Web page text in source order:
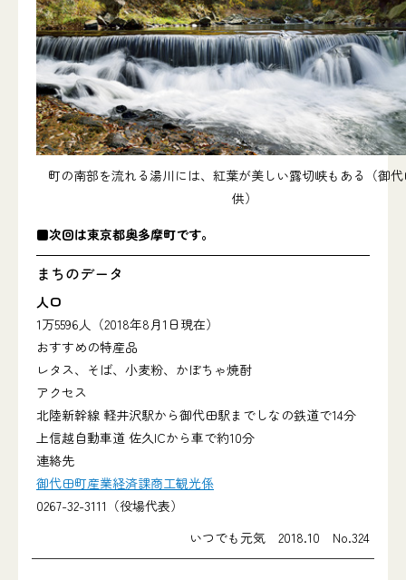
町の南部を流れる湯川には、紅葉が美しい露切峡もある（御
供）
■次回は東京都奥多摩町です。
まちのデータ
人口
1万5596人（2018年8月1日現在）
おすすめの特産品
レタス、そば、小麦粉、かぼちゃ焼酎
アクセス
北陸新幹線 軽井沢駅から御代田駅までしなの鉄道で14分
上信越自動車道 佐久ICから車で約10分
連絡先
御代田町産業経済課商工観光係
0267-32-3111（役場代表）
いつでも元気 2018.10 No.324